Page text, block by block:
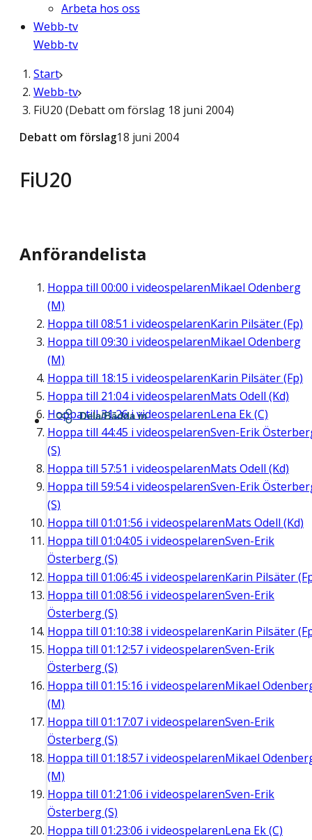
Arbeta hos oss
Webb-tv
Webb-tv
Start
Webb-tv
FiU20 (Debatt om förslag 18 juni 2004)
FiU20
Debatt om förslag18 juni 2004
Anförandelista
Hoppa till 00:00 i videospelarenMikael Odenberg
(M)
Hoppa till 08:51 i videospelarenKarin Pilsäter (Fp)
Hoppa till 09:30 i videospelarenMikael Odenberg
(M)
Hoppa till 18:15 i videospelarenKarin Pilsäter (Fp)
Hoppa till 21:04i videospelarenMats Odell (Kd)
Hoppa till31:26i videospelarenLena Ek (C)
Hoppa till 44:45 i videospelarenSven-Erik
(S)
Hoppa till 57:51 i videospelarenMats Odell (Kd)
Hoppa till 59:54i videospelarenSven-Erik
(S)
Hoppa till 01:01:56 i videospelarenMats Odell (Kd)
Hoppa till 01:04:05 i videospelarenSven-Erik
Österberg (S)
Hoppa till 01:06:45 i videospelarenKarin Pilsäter
Hoppa till 01:08:56 i videospelarenSven-Erik
Österberg (S)
Hoppa till 01:10:38 i videospelarenKarin Pilsäter
Hoppa till 01:12:57 i videospelarenSven-Erik
Österberg (S)
Hoppa till 01:15:16 i videospelarenMikael
(M)
Hoppa till 01:17:07 i videospelarenSven-Erik
Österberg (S)
Hoppa till 01:18:57 i videospelarenMikael
(M)
Hoppa till 01:21:06 i videospelarenSven-Erik
Österberg (S)
Hoppa till 01:23:06 i videospelarenLena Ek (C)
Dela/Bädda in